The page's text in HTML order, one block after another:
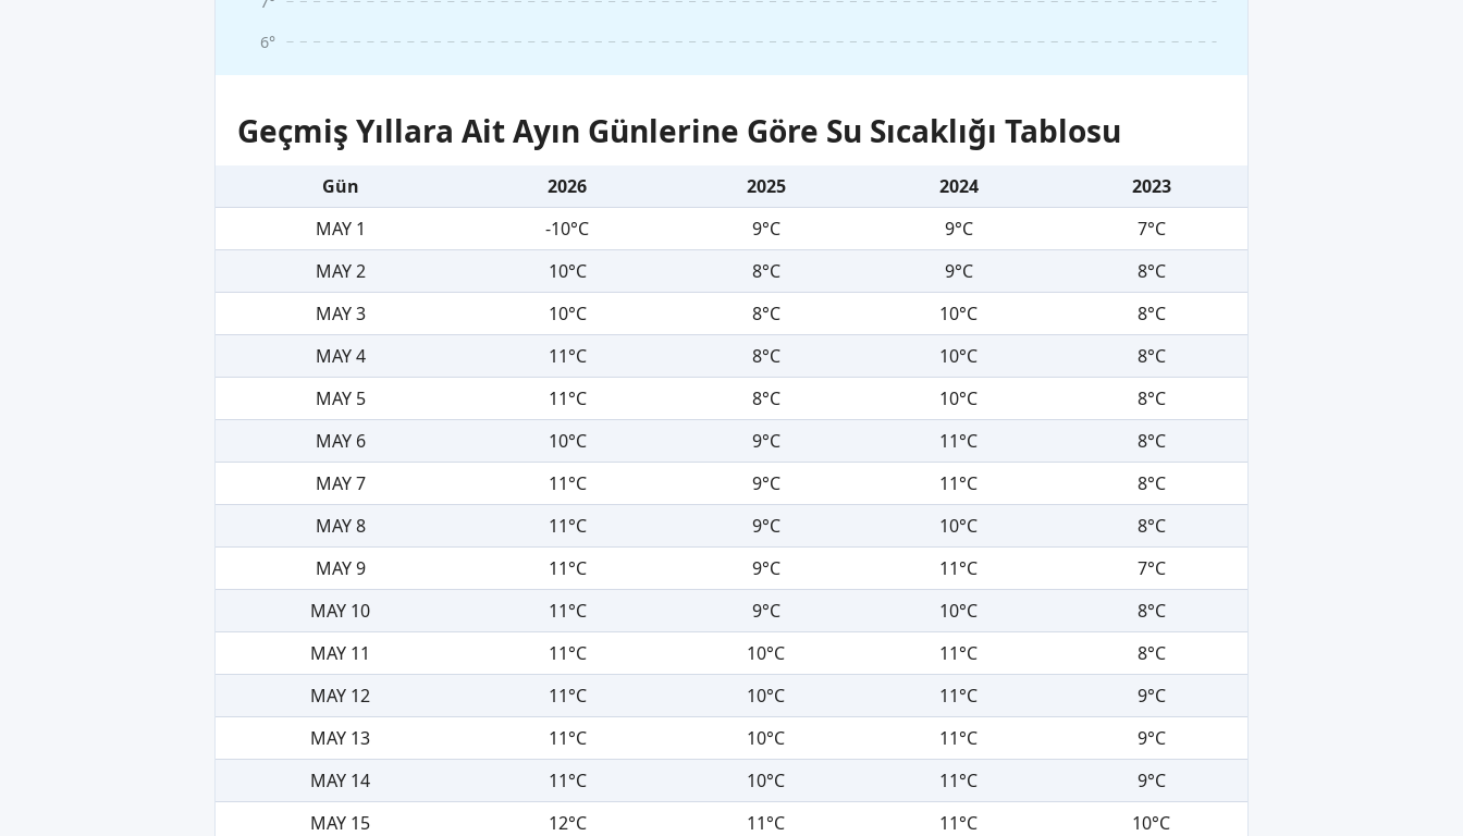
6°
Geçmiş Yıllara Ait Ayın Günlerine Göre Su Sıcaklığı Tablosu
Gün 2026 2025 2024
2023
MAY 1
-10°C 9°C 9°C
7°C
MAY 2
10°C 8°C 9°C
8°C
MAY 3
10°C 8°C 10°C
8°C
MAY 4
11°C 8°C 10°C
8°C
MAY 5
11°C 8°C 10°C
8°C
MAY 6
10°C 9°C 11°C
8°C
MAY 7
11°C 9°C 11°C
8°C
MAY 8
11°C 9°C 10°C
8°C
MAY 9
11°C 9°C 11°C
7°C
MAY 10
11°C 9°C 10°C
8°C
MAY 11
11°C 10°C 11°C
8°C
MAY 12
11°C 10°C 11°C
9°C
MAY 13
11°C 10°C 11°C
9°C
MAY 14
11°C 10°C 11°C
9°C
MAY 15
12°C 11°C 11°C
10°C